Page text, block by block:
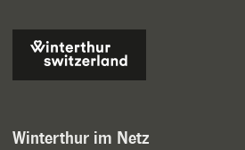
Winterthur im Netz